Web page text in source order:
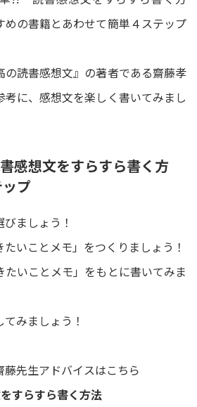
の書籍とあわせて簡単４ステップ
の読書感想文』の著者である齋藤孝
に、感想文を楽しく書いてみまし
感想文をすらすら書く方
プ
びましょう！
たいことメモ」をつくりましょう！
たいことメモ」をもとに書いてみま
てみましょう！
先生アドバイスはこちら
すらすら書く方法